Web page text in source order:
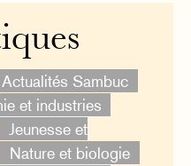
Actualités Sambuc
et industries
Jeunesse et
Nature et biologie